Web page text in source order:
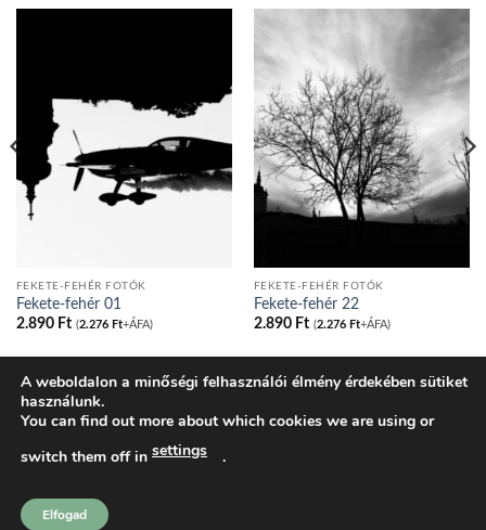
FEKETE-FEHÉR FOTÓK
Fekete-fehér 01
2.890 Ft (2.276 Ft+ÁFA)
FEKETE-FEHÉR FOTÓK
Fekete-fehér 22
2.890 Ft (2.276 Ft+ÁFA)
BLOG ADATVÉDELMI IRÁNYELVEK
ÁLTALÁNOS SZERZŐDÉSI FELTÉTELEK
KOSÁR
PÉNZTÁR
tatakonyv.hu 2026 ©
A weboldalon a minőségi felhasználói élmény érdekében sütiket
használunk.
You can find out more about which cookies we are using or
switch them off in settings .
Elfogad